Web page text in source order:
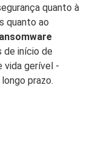
quanto à
quanto ao
de início de
vida gerível -
prazo.